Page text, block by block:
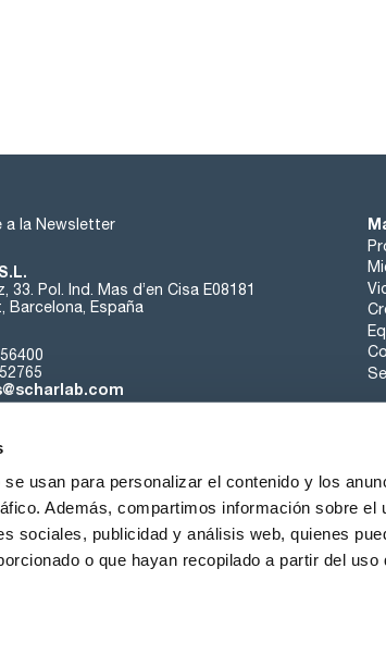
usan para personalizar el contenido y los
Además, compartimos información sobre el
sociales, publicidad y análisis web, quienes
o que hayan recopilado a partir del uso
a la Newsletter
33. Pol. Ind. Mas d’en Cisa E08181
Barcelona, España
Contacta Noticias